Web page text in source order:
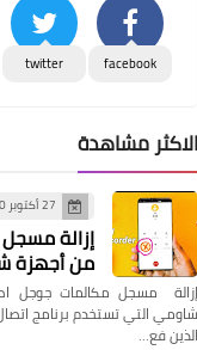
facebook
twitter
الاكثر مشاهدة
27 أكتوبر 2020
إزالة
من أجهزة
إزالة مسجل مكالمات جوجل
شاومي التي تستخدم برنامج
الذين فع…